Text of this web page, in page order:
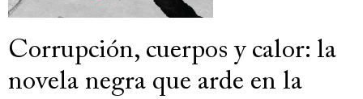
Corrupción, cuerpos y calor: la
novela negra que arde en la